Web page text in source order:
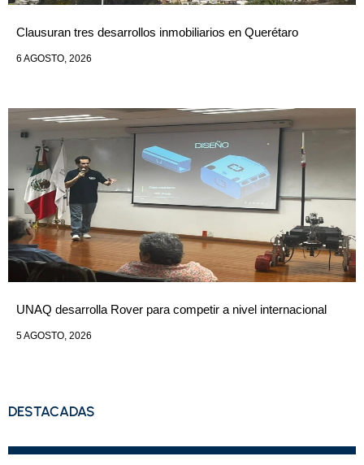
Clausuran tres desarrollos inmobiliarios en Querétaro
6 AGOSTO, 2026
UNAQ desarrolla Rover para competir a nivel internacional
5 AGOSTO, 2026
DESTACADAS